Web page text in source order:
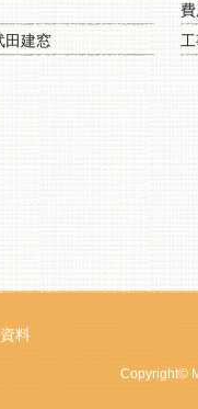
田建窓
料
Copyright©